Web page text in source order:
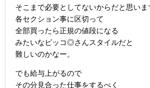
そこまで必要としてないからだと思いま
各セクション事に区切って
全部買ったら正規の値段になる
みたいなピッコ◎さんスタイルだと
難しいのかなー。
でも給与上がるので
その分見合った仕事をするべく